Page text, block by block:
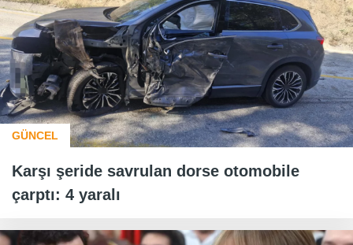
GÜNCEL
Karşı şeride savrulan dorse otomobile
çarptı: 4 yaralı